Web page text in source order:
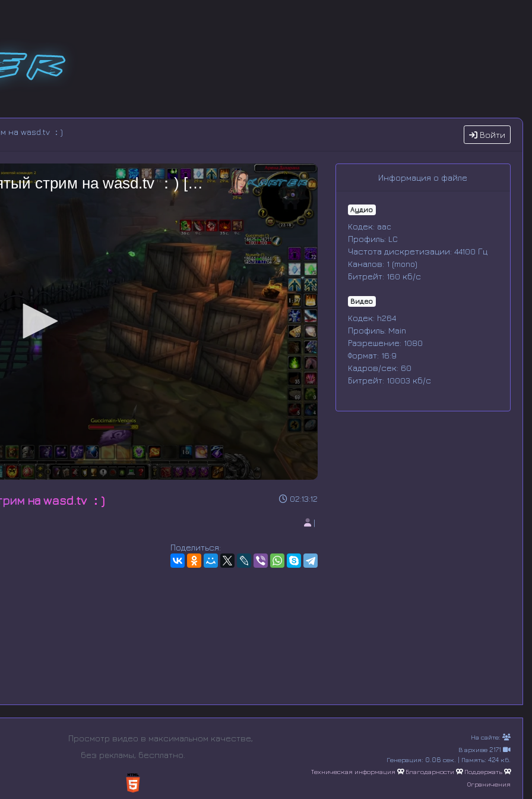
Войти
на wasd.tv ：)
Привет! Это мой семьдесят девятый стрим на wasd.tv ：) [1231694]
02:13:12
на wasd.tv ：)
|
Поделиться:
Информация о файле
Аудио
Кодек: aac
Профиль: LC
Частота дискретизации: 44100 Гц
Каналов: 1 (mono)
Битрейт: 160 кб/с
Видео
Кодек: h264
Профиль: Main
Разрешение: 1080
Формат: 16:9
Кадров/сек: 60
Битрейт: 10003 кб/с
Просмотр видео в максимальном качестве,
без рeкламы, бесплатно.
На сайте:
В архиве 2171
Генерация: 0.06 сек. | Память: 424 кб.
Техническая информация
Благодарности
Поддержать
Ограничения